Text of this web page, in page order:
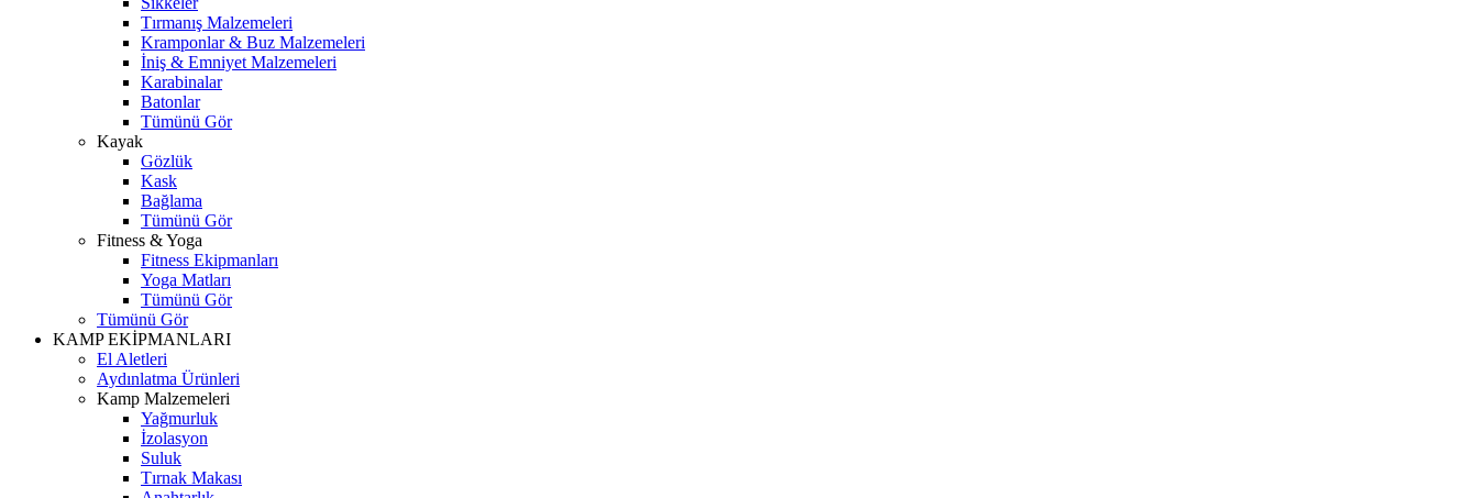
Tırmanış Malzemeleri
Kramponlar & Buz Malzemeleri
İniş & Emniyet Malzemeleri
Karabinalar
Batonlar
Tümünü Gör
Kayak
Gözlük
Kask
Bağlama
Tümünü Gör
Fitness & Yoga
Fitness Ekipmanları
Yoga Matları
Tümünü Gör
Tümünü Gör
KAMP EKİPMANLARI
El Aletleri
Aydınlatma Ürünleri
Kamp Malzemeleri
Yağmurluk
İzolasyon
Suluk
Tırnak Makası